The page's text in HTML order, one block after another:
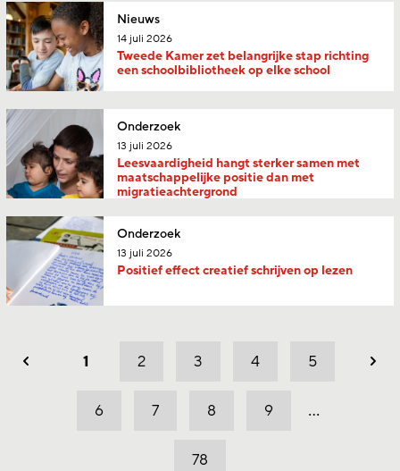
Nieuws
14 juli 2026
Tweede Kamer zet belangrijke stap richting
een schoolbibliotheek op elke school
Onderzoek
13 juli 2026
Leesvaardigheid hangt sterker samen met
maatschappelijke positie dan met
migratieachtergrond
Onderzoek
13 juli 2026
Positief effect creatief schrijven op lezen
Vorig 1 2 3 4 5
6 7 8 9 …
78